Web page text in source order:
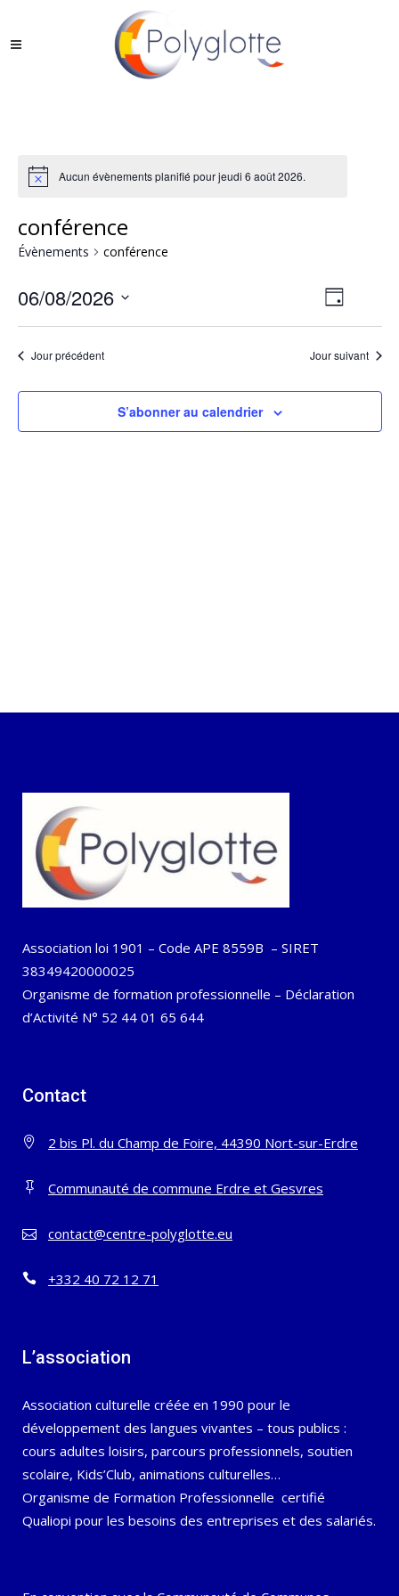
Aucun évènements planifié pour jeudi 6 août 2026.
conférence
Évènements conférence
par
de
Jour
06/08/2026
Sélectionnez
Jour précédent Jour suivant
S’abonner au calendrier
Association loi 1901 – Code APE 8559B – SIRET
38349420000025
Organisme de formation professionnelle – Déclaration
d’Activité N° 52 44 01 65 644
Contact
2 bis Pl. du Champ de Foire, 44390 Nort-sur-Erdre
Communauté de commune Erdre et Gesvres
contact@centre-polyglotte.eu
+332 40 72 12 71
L’association
Association culturelle créée en 1990 pour le
développement des langues vivantes – tous publics :
cours adultes loisirs, parcours professionnels, soutien
scolaire, Kids’Club, animations culturelles…
Organisme de Formation Professionnelle certifié
Qualiopi pour les besoins des entreprises et des salariés.